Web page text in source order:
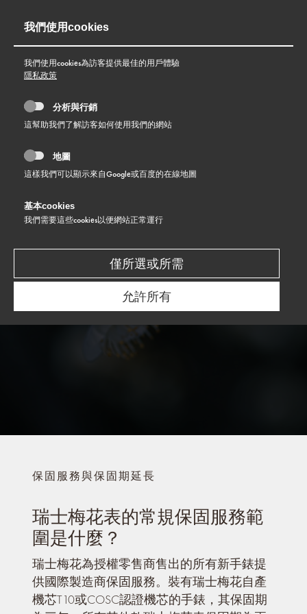
條款與條件
保固服務與保固期延長
瑞士梅花表的常規保固服務範
圍是什麼？
瑞士梅花為授權零售商售出的所有新手錶提
供國際製造商保固服務。裝有瑞士梅花自產
機芯T10或COSC認證機芯的手錶，其保固期
我們使用cookies
我們使用cookies為訪客提供最佳的用戶體驗
隱私政策
分析與行銷
這幫助我們了解訪客如何使用我們的網站
地圖
這樣我們可以顯示來自Google或百度的在線地圖
基本cookies
我們需要這些cookies以便網站正常運行
僅所選或所需
允許所有